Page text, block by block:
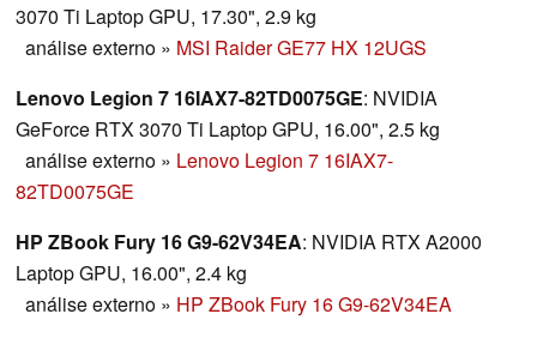
3070 Ti Laptop GPU, 17.30", 2.9 kg
análise externo » MSI Raider GE77 HX 12UGS
Lenovo Legion 7 16IAX7-82TD0075GE: NVIDIA
GeForce RTX 3070 Ti Laptop GPU, 16.00", 2.5 kg
análise externo » Lenovo Legion 7 16IAX7-
82TD0075GE
HP ZBook Fury 16 G9-62V34EA: NVIDIA RTX A2000
Laptop GPU, 16.00", 2.4 kg
análise externo » HP ZBook Fury 16 G9-62V34EA